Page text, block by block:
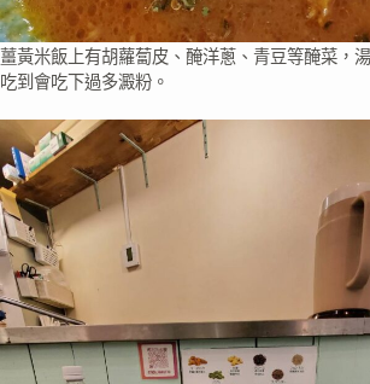
薑黃米飯上有胡蘿蔔皮、醃洋蔥、青豆等醃菜，
吃到會吃下過多澱粉。